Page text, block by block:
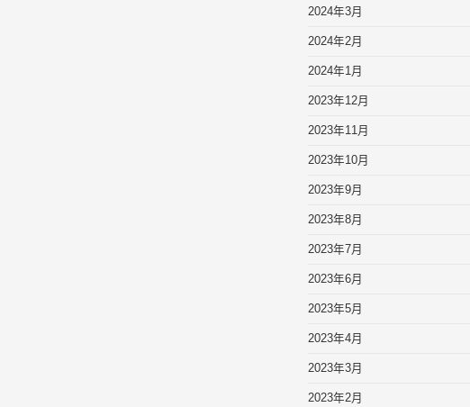
2024年3月
2024年2月
2024年1月
2023年12月
2023年11月
2023年10月
2023年9月
2023年8月
2023年7月
2023年6月
2023年5月
2023年4月
2023年3月
2023年2月